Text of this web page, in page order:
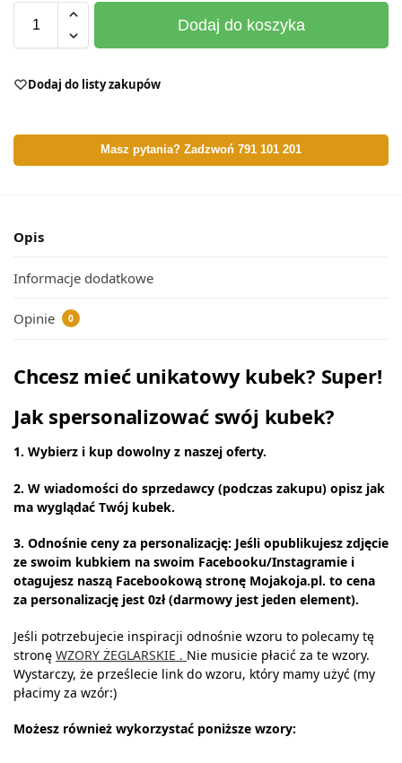
Dodaj do koszyka
Dodaj do listy zakupów
Masz pytania? Zadzwoń 791 101 201
Opis
Informacje dodatkowe
Opinie 0
Chcesz mieć unikatowy kubek? Super!
Jak spersonalizować swój kubek?
1. Wybierz i kup dowolny z naszej oferty.
2. W wiadomości do sprzedawcy (podczas zakupu) opisz jak
ma wyglądać Twój kubek.
3. Odnośnie ceny za personalizację: Jeśli opublikujesz zdjęcie
ze swoim kubkiem na swoim Facebooku/Instagramie i
otagujesz naszą Facebookową stronę Mojakoja.pl. to cena
za personalizację jest 0zł (darmowy jest jeden element).
Jeśli potrzebujecie inspiracji odnośnie wzoru to polecamy tę
stronę WZORY ŻEGLARSKIE . Nie musicie płacić za te wzory.
Wystarczy, że prześlecie link do wzoru, który mamy użyć (my
płacimy za wzór:)
Możesz również wykorzystać poniższe wzory: